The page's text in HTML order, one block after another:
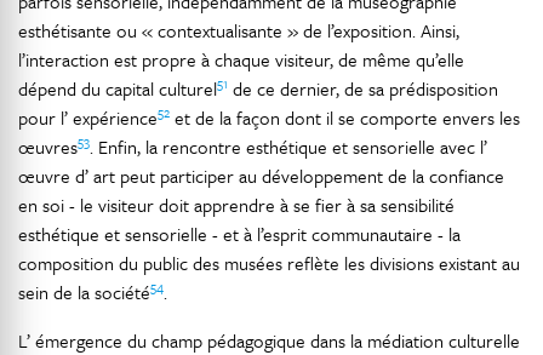
esthétisante ou « contextualisante » de l’exposition. Ainsi,
l’interaction est propre à chaque visiteur, de même qu’elle
dépend du capital culturel51 de ce dernier, de sa prédisposition
pour l’ expérience52 et de la façon dont il se comporte envers les
œuvres53. Enfin, la rencontre esthétique et sensorielle avec l’
œuvre d’ art peut participer au développement de la confiance
en soi - le visiteur doit apprendre à se fier à sa sensibilité
esthétique et sensorielle - et à l’esprit communautaire - la
composition du public des musées reflète les divisions existant au
sein de la société54.
L’ émergence du champ pédagogique dans la médiation culturelle